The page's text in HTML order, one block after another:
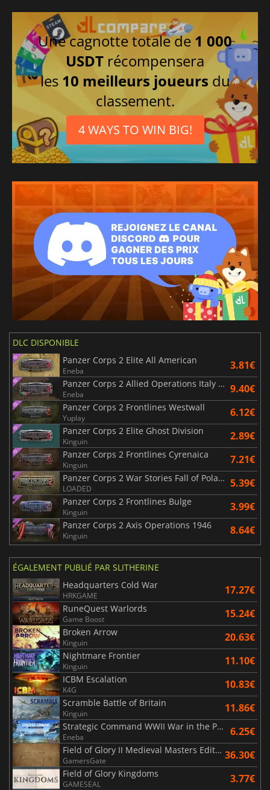
Une cagnotte totale de 1 000
USDT récompensera
les 10 meilleurs joueurs du
classement.
4 WAYS TO WIN BIG!
DLC DISPONIBLE
Panzer Corps 2 Elite All American
Eneba 3.81€
Panzer Corps 2 Allied Operations Italy Vol.1
Eneba 9.40€
Panzer Corps 2 Frontlines Westwall
Yuplay 6.12€
Panzer Corps 2 Elite Ghost Division
Kinguin 2.89€
Panzer Corps 2 Frontlines Cyrenaica
Kinguin 7.21€
Panzer Corps 2 War Stories Fall of Poland
LOADED 5.39€
Panzer Corps 2 Frontlines Bulge
Kinguin 3.99€
Panzer Corps 2 Axis Operations 1946
Kinguin 8.64€
ÉGALEMENT PUBLIÉ PAR SLITHERINE
Headquarters Cold War
HRKGAME 17.27€
RuneQuest Warlords
Game Boost 15.24€
Broken Arrow
Kinguin 20.63€
Nightmare Frontier
Kinguin 11.10€
ICBM Escalation
K4G 10.83€
Scramble Battle of Britain
Kinguin 11.86€
Strategic Command WWII War in the Pacific
Eneba 6.25€
Field of Glory II Medieval Masters Edition
GamersGate 36.30€
Field of Glory Kingdoms
GAMESEAL 3.77€